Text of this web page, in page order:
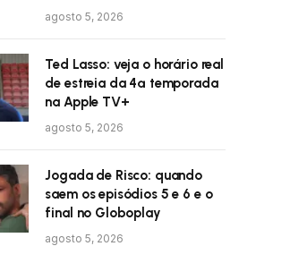
agosto 5, 2026
Ted Lasso: veja o horário real
de estreia da 4ª temporada
na Apple TV+
agosto 5, 2026
Jogada de Risco: quando
saem os episódios 5 e 6 e o
final no Globoplay
agosto 5, 2026